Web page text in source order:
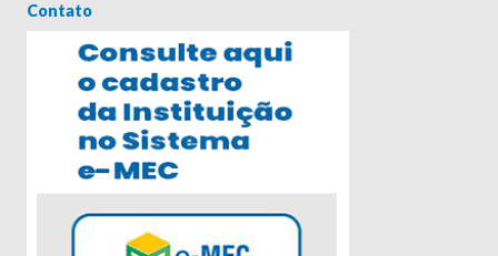
Contato